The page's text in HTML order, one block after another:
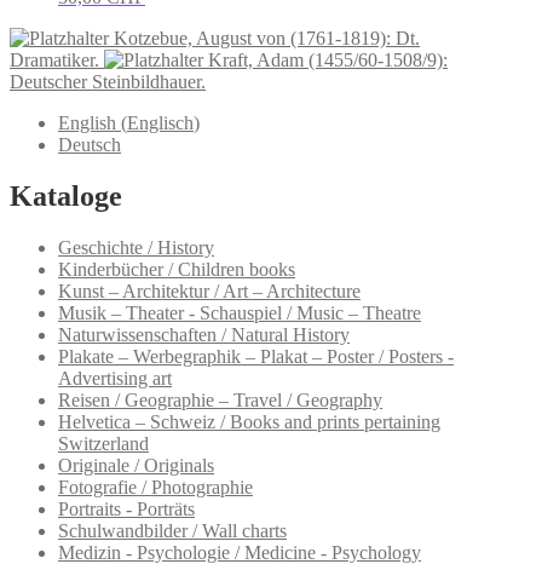
Kotzebue, August von (1761-1819): Dt.
Dramatiker.
Kraft, Adam (1455/60-1508/9):
Deutscher Steinbildhauer.
English (Englisch)
Deutsch
Kataloge
Geschichte / History
Kinderbücher / Children books
Kunst – Architektur / Art – Architecture
Musik – Theater - Schauspiel / Music – Theatre
Naturwissenschaften / Natural History
Plakate – Werbegraphik – Plakat – Poster / Posters -
Advertising art
Reisen / Geographie – Travel / Geography
Helvetica – Schweiz / Books and prints pertaining
Switzerland
Originale / Originals
Fotografie / Photographie
Portraits - Porträts
Schulwandbilder / Wall charts
Medizin - Psychologie / Medicine - Psychology